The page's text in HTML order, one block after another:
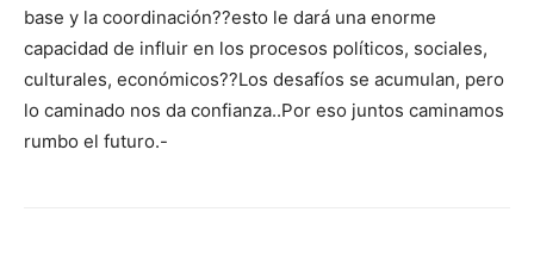
base y la coordinación??esto le dará una enorme
capacidad de influir en los procesos políticos, sociales,
culturales, económicos??Los desafíos se acumulan, pero
lo caminado nos da confianza..Por eso juntos caminamos
rumbo el futuro.-